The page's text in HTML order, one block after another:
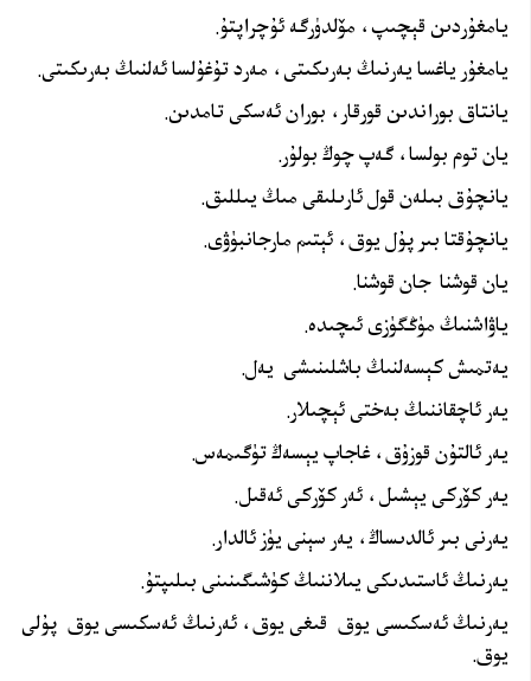
يامغۇردىن قېچىپ، مۆلدۈرگە ئۇچراپتۇ.
يامغۇر ياغسا يەرنىڭ بەرىكىتى، مەرد تۇغۇلسا ئەلنىڭ بەرىكىتى.
يانتاق بوراندىن قورقار، بوران ئەسكى تامدىن.
يان توم بولسا، گەپ چوڭ بولۇر.
يانچۇق بىلەن قول ئارىلىقى مىڭ يىللىق.
يانچۇقتا بىر پۇل يوق، ئېتىم مارجانبۈۋى.
يان قوشنا جان قوشنا.
ياۋاشنىڭ مۈڭگۈزى ئىچىدە.
يەتمىش كېسەلنىڭ باشلىنىشى يەل.
يەر ئاچقاننىڭ بەختى ئېچىلار.
يەر ئالتۇن قوزۇق، غاجاپ يېسەڭ تۈگىمەس.
يەر كۆركى يېشىل، ئەر كۆركى ئەقىل.
يەرنى بىر ئالدىساڭ، يەر سېنى يۈز ئالدار.
يەرنىڭ ئاستىدىكى يىلاننىڭ كۈشىگىنىنى بىلىپتۇ.
يەرنىڭ ئەسكىسى يوق قىغى يوق، ئەرنىڭ ئەسكىسى يوق پۇلى
يوق.